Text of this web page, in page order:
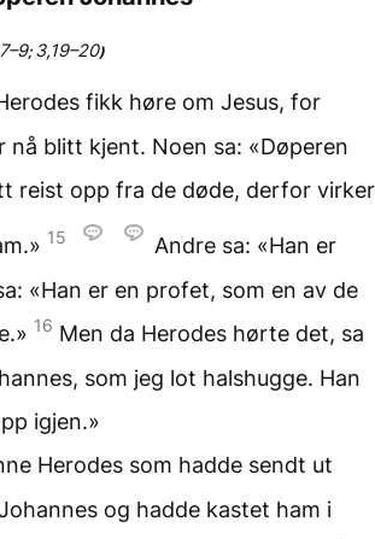
;3,19–20)
fikk høre om Jesus, for
nå blitt kjent. Noen sa: «Døperen
reist opp fra de døde, derfor virker
15
Andre sa: «Han er
«Han er en profet, som en av de
16 Men da Herodes hørte det, sa
som jeg lot halshugge. Han
igjen.»
Herodes som hadde sendt ut
og hadde kastet ham i